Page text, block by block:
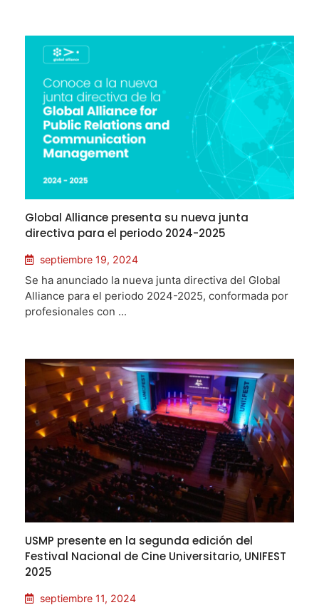
Global Alliance presenta su nueva junta
directiva para el periodo 2024-2025
septiembre 19, 2024
Se ha anunciado la nueva junta directiva del Global
Alliance para el periodo 2024-2025, conformada por
profesionales con ...
USMP presente en la segunda edición del
Festival Nacional de Cine Universitario, UNIFEST
2025
septiembre 11, 2024